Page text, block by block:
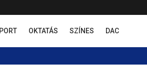
OKTATÁS SZÍNES DAC